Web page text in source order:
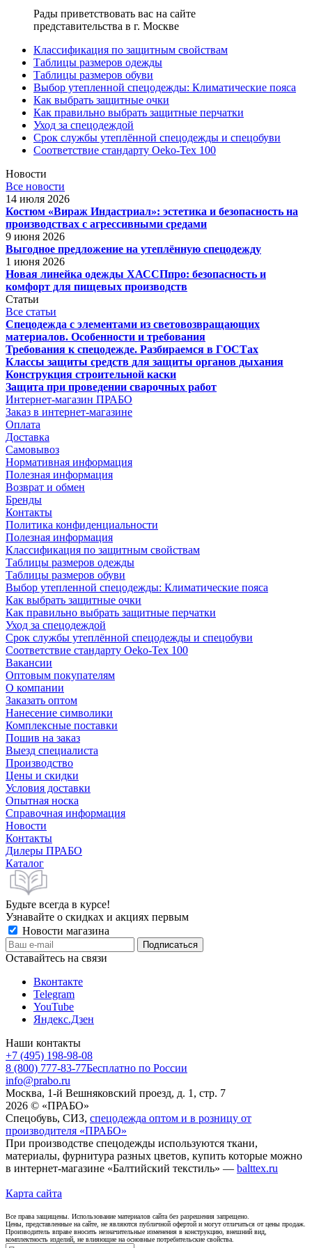
Рады приветствовать вас на сайте
представительства в г. Москве
Классификация по защитным свойствам
Таблицы размеров одежды
Таблицы размеров обуви
Выбор утепленной спецодежды: Климатические пояса
Как выбрать защитные очки
Как правильно выбрать защитные перчатки
Уход за спецодеждой
Срок службы утеплённой спецодежды и спецобуви
Соответствие стандарту Oeko-Tex 100
Новости
Все новости
14 июля 2026
Костюм «Вираж Индастриал»: эстетика и безопасность на
производствах с агрессивными средами
9 июня 2026
Выгодное предложение на утеплённую спецодежду
1 июня 2026
Новая линейка одежды ХАССПпро: безопасность и
комфорт для пищевых производств
Статьи
Все статьи
Спецодежда с элементами из световозвращающих
материалов. Особенности и требования
Требования к спецодежде. Разбираемся в ГОСТах
Классы защиты средств для защиты органов дыхания
Конструкция строительной каски
Защита при проведении сварочных работ
Интернет-магазин ПРАБО
Заказ в интернет-магазине
Оплата
Доставка
Самовывоз
Нормативная информация
Полезная информация
Возврат и обмен
Бренды
Контакты
Политика конфиденциальности
Полезная информация
Классификация по защитным свойствам
Таблицы размеров одежды
Таблицы размеров обуви
Выбор утепленной спецодежды: Климатические пояса
Как выбрать защитные очки
Как правильно выбрать защитные перчатки
Уход за спецодеждой
Срок службы утеплённой спецодежды и спецобуви
Соответствие стандарту Oeko-Tex 100
Вакансии
Оптовым покупателям
О компании
Заказать оптом
Нанесение символики
Комплексные поставки
Пошив на заказ
Выезд специалиста
Производство
Цены и скидки
Условия доставки
Опытная носка
Справочная информация
Новости
Контакты
Дилеры ПРАБО
Каталог
Будьте всегда в курсе!
Узнавайте о скидках и акциях первым
Новости магазина
Оставайтесь на связи
Вконтакте
Telegram
YouTube
Яндекс.Дзен
Наши контакты
+7 (495) 198-98-08
8 (800) 777-83-77Бесплатно по России
info@prabo.ru
Москва, 1-й Вешняковский проезд, д. 1, стр. 7
2026 © «ПРАБО»
Спецобувь, СИЗ, спецодежда оптом и в розницу от
производителя «ПРАБО»
При производстве спецодежды используются ткани,
материалы, фурнитура разных цветов, купить которые можно
в интернет-магазине «Балтийский текстиль» — balttex.ru
Карта сайта
Все права защищены. Использование материалов сайта без разрешения запрещено.
Цены, представленные на сайте, не являются публичной офертой и могут отличаться от цены продаж.
Производитель вправе вносить незначительные изменения в конструкцию, внешний вид,
комплектность изделий, не влияющие на основные потребительские свойства.